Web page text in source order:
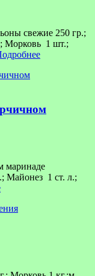
свежие 250 гр.;
Морковь 1 шт.;
маринаде
Майонез 1 ст. л.;